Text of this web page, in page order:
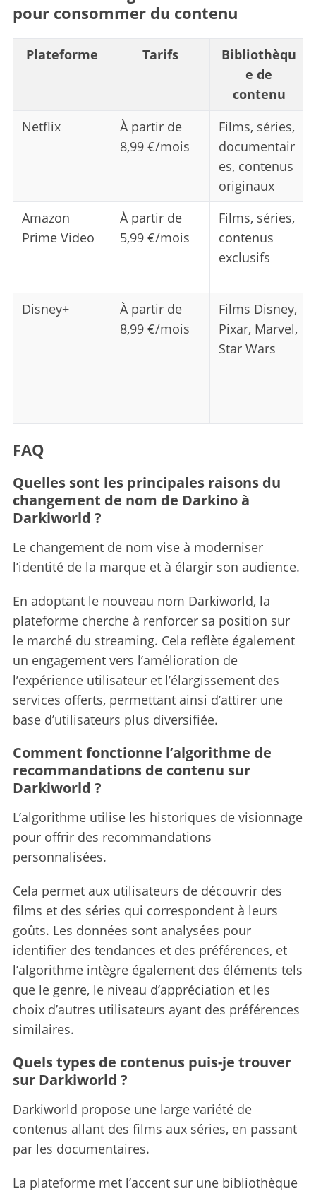
pour consommer du contenu
Plateforme Tarifs
Bibliothèqu
e de
contenu
Netflix
À partir de
8,99 €/mois
Films, séries,
documentair
es, contenus
originaux
Amazon
Prime Video
À partir de
5,99 €/mois
Films, séries,
contenus
exclusifs
Disney+
À partir de
8,99 €/mois
Films Disney,
Pixar, Marvel,
Star Wars
FAQ
Quelles sont les principales raisons du
changement de nom de Darkino à
Darkiworld ?
Le changement de nom vise à moderniser
l’identité de la marque et à élargir son audience.
En adoptant le nouveau nom Darkiworld, la
plateforme cherche à renforcer sa position sur
le marché du streaming. Cela reflète également
un engagement vers l’amélioration de
l’expérience utilisateur et l’élargissement des
services offerts, permettant ainsi d’attirer une
base d’utilisateurs plus diversifiée.
Comment fonctionne l’algorithme de
recommandations de contenu sur
Darkiworld ?
L’algorithme utilise les historiques de visionnage
pour offrir des recommandations
personnalisées.
Cela permet aux utilisateurs de découvrir des
films et des séries qui correspondent à leurs
goûts. Les données sont analysées pour
identifier des tendances et des préférences, et
l’algorithme intègre également des éléments tels
que le genre, le niveau d’appréciation et les
choix d’autres utilisateurs ayant des préférences
similaires.
Quels types de contenus puis-je trouver
sur Darkiworld ?
Darkiworld propose une large variété de
contenus allant des films aux séries, en passant
par les documentaires.
La plateforme met l’accent sur une bibliothèque
r
h
f